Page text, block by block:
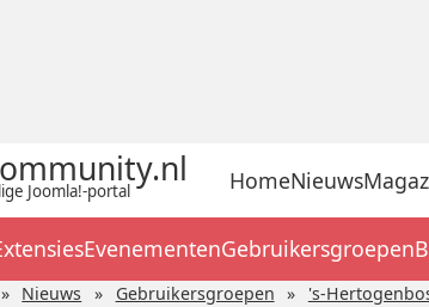
Joomla!-portal HomeNieuws
EvenementenGebruikersgroepen
Nieuws Gebruikersgroepen 's-